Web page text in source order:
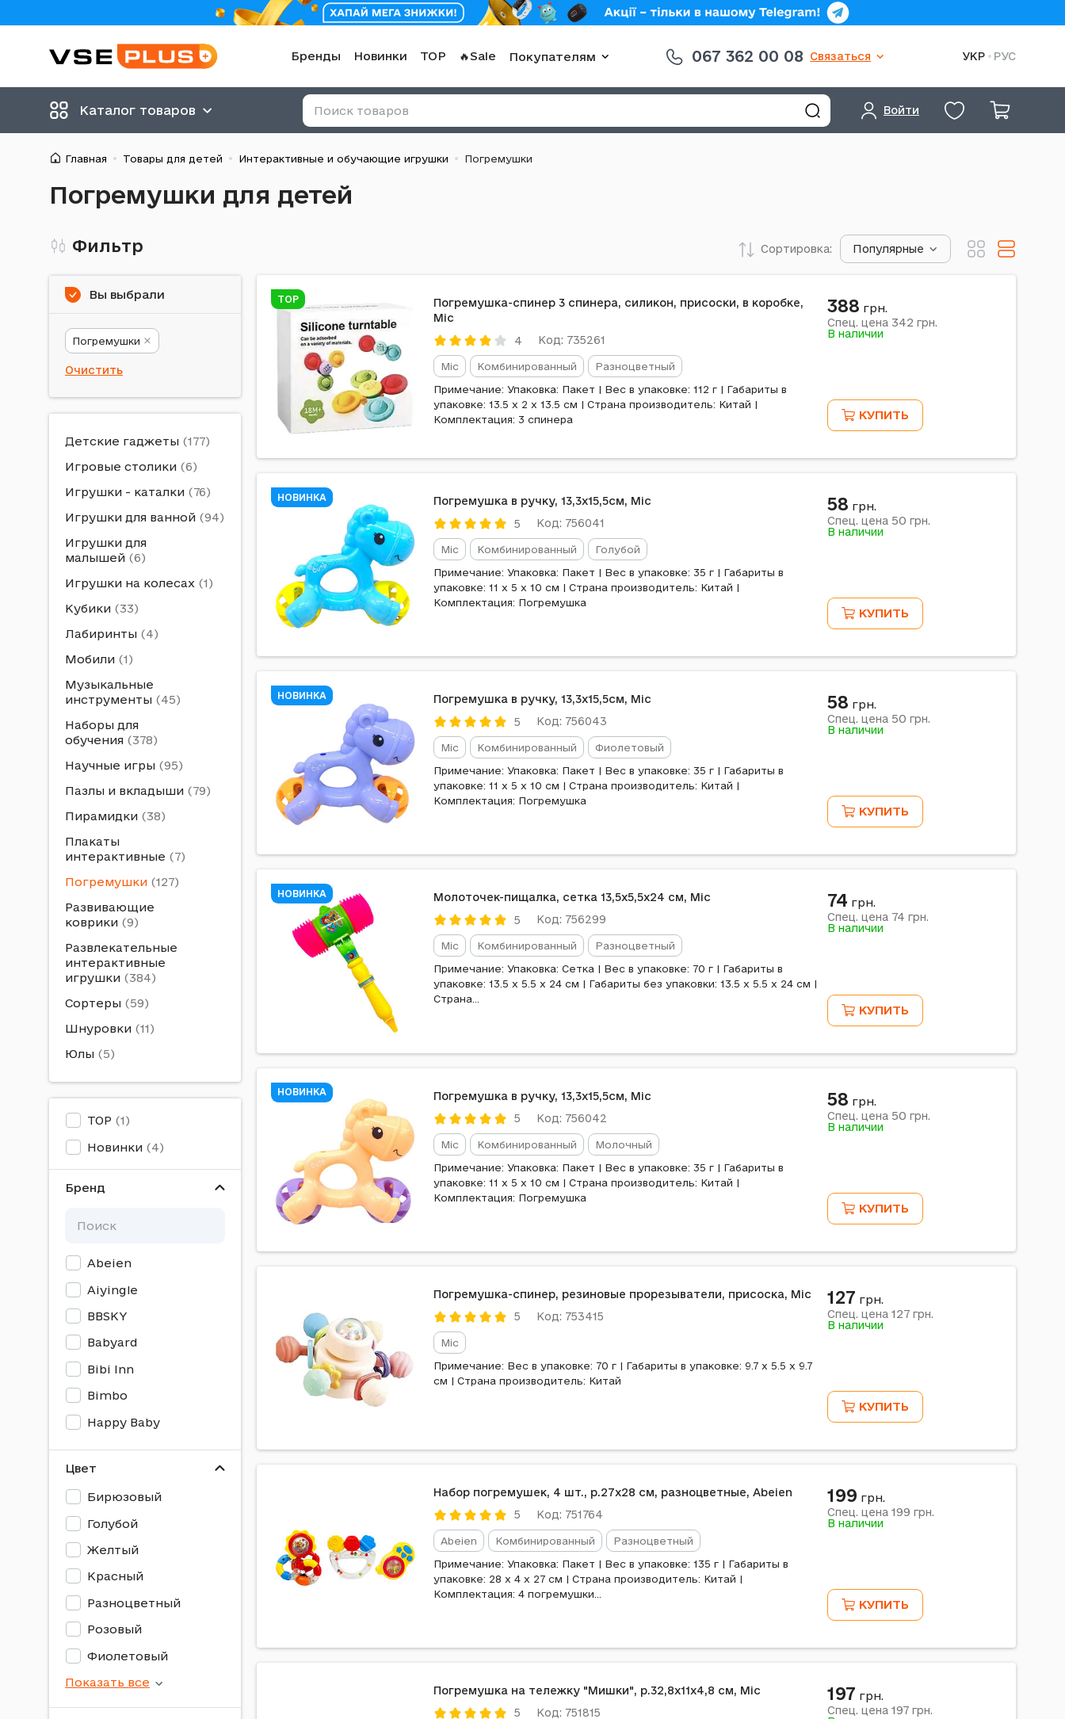
Бренды Новинки TOP 🔥Sale Покупателям 067 362 00 08 Связаться УКР РУС
Войти
Главная Товары для детей Интерактивные и обучающие игрушки Погремушки
Погремушки для детей
Сортировка: Популярные
TOP
Погремушка-спинер 3 спинера, силикон, присоски, в коробке,
Mic
4
Код: 735261
Mic Комбинированный Разноцветный
Примечание: Упаковка: Пакет | Вес в упаковке: 112 г | Габариты в
упаковке: 13.5 x 2 x 13.5 см | Страна производитель: Китай |
Комплектация: 3 спинера
388 грн.
Спец. цена 342 грн.
В наличии
КУПИТЬ
НОВИНКА
Погремушка в ручку, 13,3x15,5см, Mic
5
Код: 756041
Mic Комбинированный Голубой
Примечание: Упаковка: Пакет | Вес в упаковке: 35 г | Габариты в
упаковке: 11 x 5 x 10 см | Страна производитель: Китай |
Комплектация: Погремушка
58 грн.
Спец. цена 50 грн.
В наличии
КУПИТЬ
НОВИНКА
Погремушка в ручку, 13,3x15,5см, Mic
5
Код: 756043
Mic Комбинированный Фиолетовый
Примечание: Упаковка: Пакет | Вес в упаковке: 35 г | Габариты в
упаковке: 11 x 5 x 10 см | Страна производитель: Китай |
Комплектация: Погремушка
58 грн.
Спец. цена 50 грн.
В наличии
КУПИТЬ
НОВИНКА
Молоточек-пищалка, сетка 13,5x5,5x24 см, Mic
5
Код: 756299
Mic Комбинированный Разноцветный
Примечание: Упаковка: Сетка | Вес в упаковке: 70 г | Габариты в
упаковке: 13.5 x 5.5 x 24 см | Габариты без упаковки: 13.5 x 5.5 x 24 см |
Страна...
74 грн.
Спец. цена 74 грн.
В наличии
КУПИТЬ
НОВИНКА
Погремушка в ручку, 13,3x15,5см, Mic
5
Код: 756042
Mic Комбинированный Молочный
Примечание: Упаковка: Пакет | Вес в упаковке: 35 г | Габариты в
упаковке: 11 x 5 x 10 см | Страна производитель: Китай |
Комплектация: Погремушка
58 грн.
Спец. цена 50 грн.
В наличии
КУПИТЬ
Погремушка-спинер, резиновые прорезыватели, присоска, Mic
5
Код: 753415
Mic
Примечание: Вес в упаковке: 70 г | Габариты в упаковке: 9.7 x 5.5 x 9.7
см | Страна производитель: Китай
127 грн.
Спец. цена 127 грн.
В наличии
КУПИТЬ
Набор погремушек, 4 шт., р.27x28 см, разноцветные, Abeien
5
Код: 751764
Abeien Комбинированный Разноцветный
Примечание: Упаковка: Пакет | Вес в упаковке: 135 г | Габариты в
упаковке: 28 x 4 x 27 см | Страна производитель: Китай |
Комплектация: 4 погремушки...
199 грн.
Спец. цена 199 грн.
В наличии
КУПИТЬ
Погремушка на тележку "Мишки", р.32,8x11x4,8 см, Mic
5
Код: 751815
197 грн.
Спец. цена 197 грн.
Фильтр
Вы выбрали
Погремушки
Очистить
Детские гаджеты
Игровые столики
Игрушки - каталки
Игрушки для ванной
Игрушки для
малышей
Игрушки на колесах
Кубики
Лабиринты
Мобили
Музыкальные
инструменты
Наборы для
обучения
Научные игры
Пазлы и вкладыши
Пирамидки
Плакаты
интерактивные
Погремушки
Развивающие
коврики
Развлекательные
интерактивные
игрушки
Сортеры
Шнуровки
Юлы
TOP
Новинки
Бренд
Abeien
Aiyingle
BBSKY
Babyard
Bibi Inn
Bimbo
Happy Baby
Happy monkey
Huan Le Xing Toys
Huanger
Infantino
Jeef Toys
Lindo
Lucky King
Mega Zayka
Mic
Sobebear
Цвет
Бирюзовый
Голубой
Желтый
Красный
Разноцветный
Розовый
Фиолетовый
Показать все
Каталог товаров